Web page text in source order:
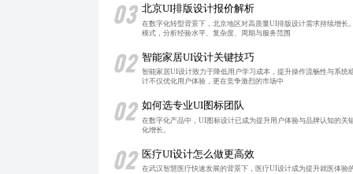
03 北京UI排版设计报价解析
在数字化转型背景下，北京地区对高质量UI排版设计需求持续增
模式，分析经验水平、复杂度、周期与服务范围
02 智能家居UI设计关键技巧
智能家居UI设计致力于降低用户学习成本，提升操作流畅性与系
计不仅优化用户体验，更在竞争激烈的市场中
02 如何选专业UI图标团队
在数字化产品中，UI图标设计已成为提升用户体验与品牌认知的
化增长。
02 医疗UI设计怎么做更高效
在武汉智慧医疗快速发展的背景下，医疗UI设计成为提升就医体